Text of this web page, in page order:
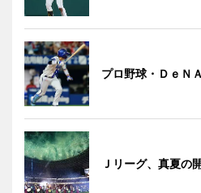
プロ野球・ＤｅＮ
Ｊリーグ、真夏の